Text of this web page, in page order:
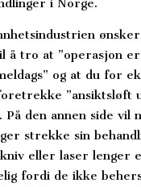
i Norge.
å tro at ”operasjon er
og at du for
”ansiktsløft
På den annen side vil
strekke sin
eller laser lenger
fordi de ikke